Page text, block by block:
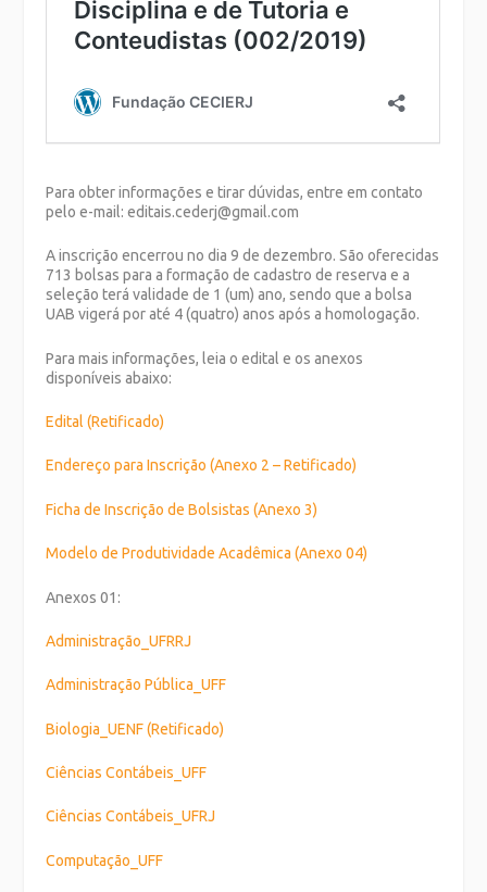
Para obter informações e tirar dúvidas, entre em contato
pelo e-mail: editais.cederj@gmail.com
A inscrição encerrou no dia 9 de dezembro. São oferecidas
713 bolsas para a formação de cadastro de reserva e a
seleção terá validade de 1 (um) ano, sendo que a bolsa
UAB vigerá por até 4 (quatro) anos após a homologação.
Para mais informações, leia o edital e os anexos
disponíveis abaixo:
Edital (Retificado)
Endereço para Inscrição (Anexo 2 – Retificado)
Ficha de Inscrição de Bolsistas (Anexo 3)
Modelo de Produtividade Acadêmica (Anexo 04)
Anexos 01:
Administração_UFRRJ
Administração Pública_UFF
Biologia_UENF (Retificado)
Ciências Contábeis_UFF
Ciências Contábeis_UFRJ
Computação_UFF